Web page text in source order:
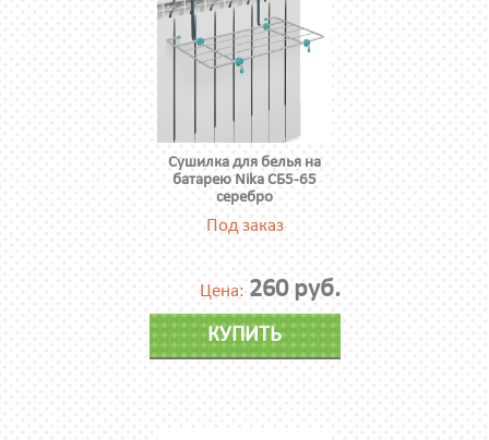
Сушилка для белья на
батарею Nika СБ5-65
серебро
Под заказ
Цена: 260 руб.
КУПИТЬ